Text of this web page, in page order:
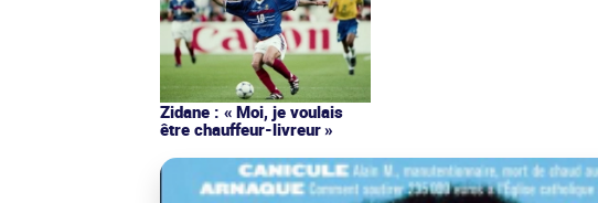
Zidane : « Moi, je voulais
être chauffeur-livreur »